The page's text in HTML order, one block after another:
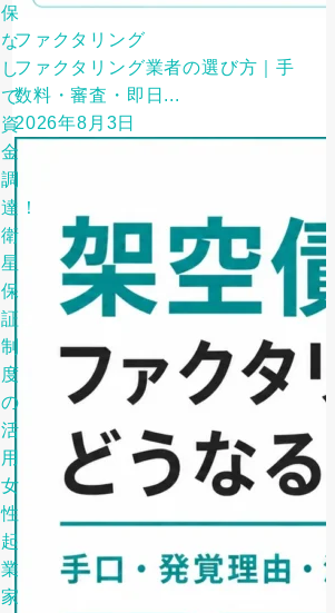
保
な
し
で
資
金
調
達！
衛
星
保
証
制
度
の
活
用
女
性
起
業
家
ファクタリング
ファクタリング業者の選び方｜手
数料・審査・即日...
2026年8月3日